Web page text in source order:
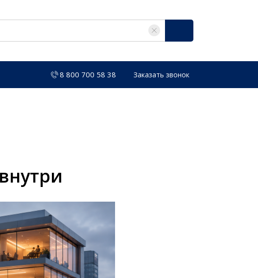
8 800 700 58 38 Заказать звонок